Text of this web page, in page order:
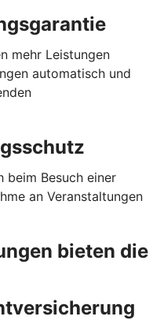
mehr Leistungen
automatisch und
beim Besuch einer
an Veranstaltungen
bieten die